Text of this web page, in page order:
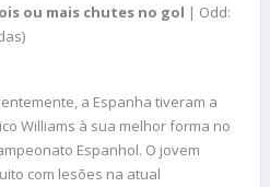
ou mais chutes no gol | Odd:
a Espanha tiveram a
Williams à sua melhor forma no
Espanhol. O jovem
com lesões na atual